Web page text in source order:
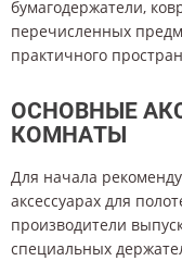
бумагодержатели,
перечисленных
практичного
ОСНОВНЫЕ
КОМНАТЫ
Для начала
аксессуарах для
производители
специальных